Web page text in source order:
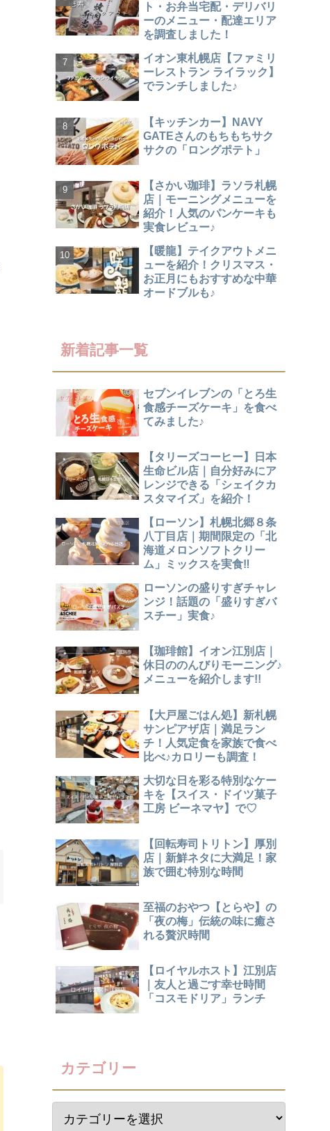
ト・お弁当宅配・デリバリ
ーのメニュー・配達エリア
を調査しました！
イオン東札幌店【ファミリ
ーレストラン ライラック】
でランチしました♪
【キッチンカー】NAVY
GATEさんのもちもちサク
サクの「ロングポテト」
【さかい珈琲】ラソラ札幌
店｜モーニングメニューを
紹介！人気のパンケーキも
実食レビュー♪
【暖龍】テイクアウトメニ
ューを紹介！クリスマス・
お正月にもおすすめな中華
オードブルも♪
新着記事一覧
セブンイレブンの「とろ生
食感チーズケーキ」を食べ
てみました♪
【タリーズコーヒー】日本
生命ビル店｜自分好みにア
レンジできる「シェイクカ
スタマイズ」を紹介！
【ローソン】札幌北郷８条
八丁目店｜期間限定の「北
海道メロンソフトクリー
ム」ミックスを実食‼
ローソンの盛りすぎチャレ
ンジ！話題の「盛りすぎバ
スチー」実食♪
【珈琲館】イオン江別店｜
休日ののんびりモーニング♪
メニューを紹介します!!
【大戸屋ごはん処】新札幌
サンピアザ店｜満足ラン
チ！人気定食を家族で食べ
比べ♪カロリーも調査！
大切な日を彩る特別なケー
キを【スイス・ドイツ菓子
工房 ビーネマヤ】で♡
【回転寿司トリトン】厚別
店｜新鮮ネタに大満足！家
族で囲む特別な時間
至福のおやつ【とらや】の
「夜の梅」伝統の味に癒さ
れる贅沢時間
【ロイヤルホスト】江別店
｜友人と過ごす幸せ時間
「コスモドリア」ランチ
カテゴリー